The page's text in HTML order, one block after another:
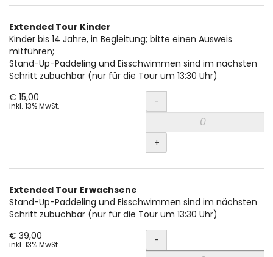
Produkte
Unkategorisierte
Produkte
Extended Tour Kinder
Kinder bis 14 Jahre, in Begleitung; bitte einen Ausweis
mitführen;
Stand-Up-Paddeling und Eisschwimmen sind im nächsten
Schritt zubuchbar (nur für die Tour um 13:30 Uhr)
€ 15,00
inkl. 13% MwSt. Menge
-
+
Extended Tour Erwachsene
Stand-Up-Paddeling und Eisschwimmen sind im nächsten
Schritt zubuchbar (nur für die Tour um 13:30 Uhr)
€ 39,00
inkl. 13% MwSt. Menge
-